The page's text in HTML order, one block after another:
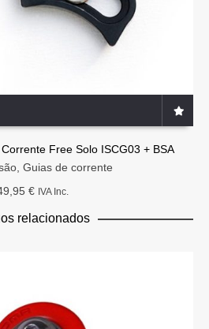
Free Solo ISCG03 + BSA
, Guias de corrente
€ IVA Inc.
relacionados